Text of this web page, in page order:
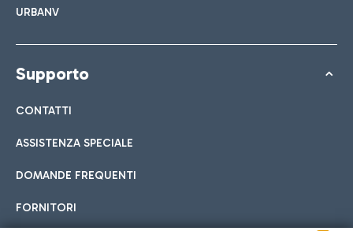
URBANV
Supporto
CONTATTI
ASSISTENZA SPECIALE
DOMANDE FREQUENTI
FORNITORI